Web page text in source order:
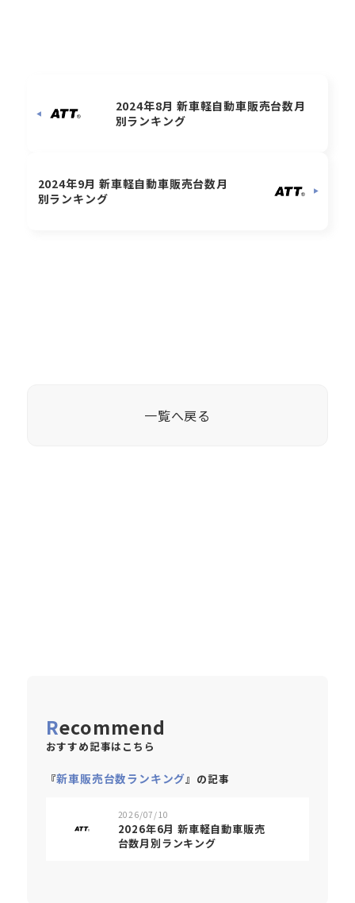
2024年8月 新車軽自動車販売台数月
別ランキング
2024年9月 新車軽自動車販売台数月
別ランキング
一覧へ戻る
Recommend
おすすめ記事はこちら
『新車販売台数ランキング』の記事
2026/07/10
2026年6月 新車軽自動車販売
台数月別ランキング